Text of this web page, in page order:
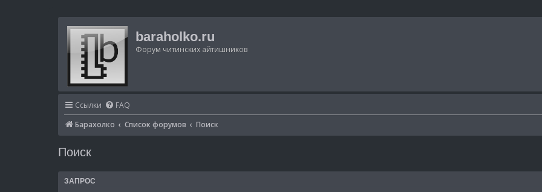
baraholko.ru
Форум читинских айтишников
Ссылки
FAQ
Барахолко
Список форумов Поиск
Поиск
ЗАПРОС